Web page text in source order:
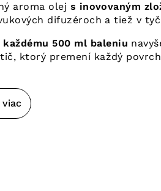
aroma olej s inovovaným
difuzéroch a tiež v
každému 500 ml baleniu
ktorý premení každý
viac